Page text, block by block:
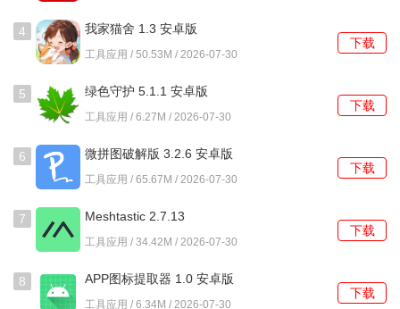
保存重启：点击“确定”或“应用”保存设置，然后关闭软件。
完成切换：重新打开ArtRage，界面即显示为简体中文。
4 我家猫舍 1.3 安卓版
工具应用 / 50.53M / 2026-07-30
下载
5 绿色守护 5.1.1 安卓版
工具应用 / 6.27M / 2026-07-30
下载
6 微拼图破解版 3.2.6 安卓版
工具应用 / 65.67M / 2026-07-30
下载
7
Meshtastic 2.7.13
(29320069) fdroid 最新版
工具应用 / 34.42M / 2026-07-30
下载
8 APP图标提取器 1.0 安卓版
工具应用 / 6.34M / 2026-07-30
下载